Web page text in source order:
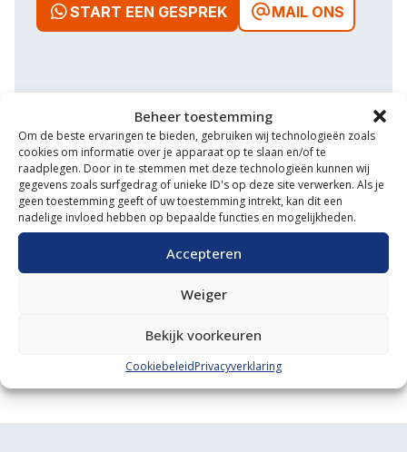
Beheer toestemming
Om de beste ervaringen te bieden, gebruiken wij technologieën zoals
cookies om informatie over je apparaat op te slaan en/of te
raadplegen. Door in te stemmen met deze technologieën kunnen wij
gegevens zoals surfgedrag of unieke ID's op deze site verwerken. Als je
geen toestemming geeft of uw toestemming intrekt, kan dit een
nadelige invloed hebben op bepaalde functies en mogelijkheden.
Accepteren
Weiger
Bekijk voorkeuren
CookiebeleidPrivacyverklaring
START EEN GESPREK MAIL ONS
Waarom VM Service
Uitgebreide showroom
Eigen transportservice
Gespecialiseerde werkplaats
Diverse aanbouwwerktuigen
Grote voorraad minitrekkers
Grootste in kleine tractoren